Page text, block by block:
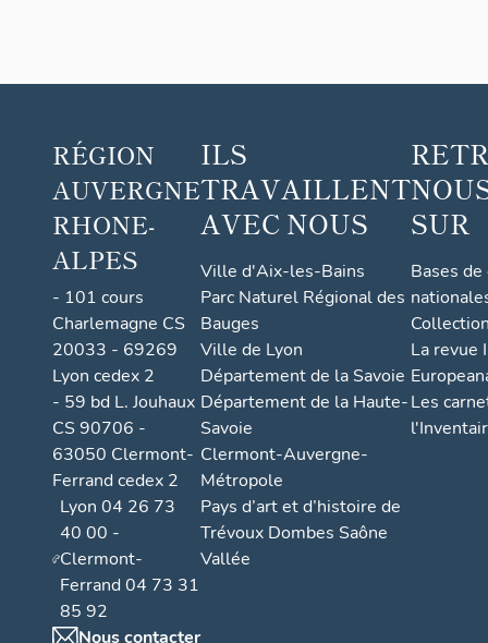
RÉGION
AUVERGNE
RHONE-
ALPES
- 101 cours
Charlemagne CS
20033 - 69269
Lyon cedex 2
- 59 bd L. Jouhaux
CS 90706 -
63050 Clermont-
Ferrand cedex 2
Lyon 04 26 73
40 00 -
Clermont-
Ferrand 04 73 31
85 92
Nous contacter
ILS
TRAVAILLENT
AVEC NOUS
Ville d'Aix-les-Bains
Parc Naturel Régional des
Bauges
Ville de Lyon
Département de la Savoie
Département de la Haute-
Savoie
Clermont-Auvergne-
Métropole
Pays d’art et d’histoire de
Trévoux Dombes Saône
Vallée
SUR
Bases
La revue
Les